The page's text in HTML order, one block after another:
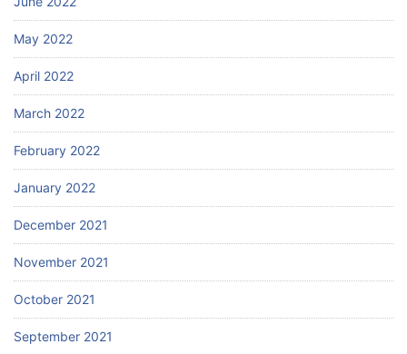
May 2022
April 2022
March 2022
February 2022
January 2022
December 2021
November 2021
October 2021
September 2021